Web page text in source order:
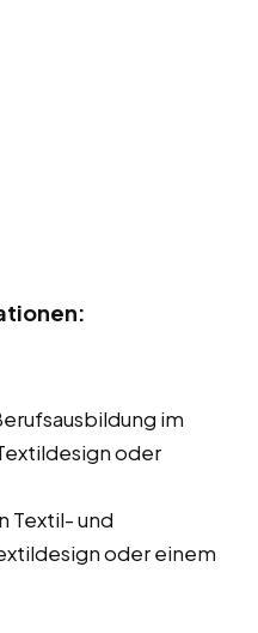
im
oder
Textil- und
oder einem